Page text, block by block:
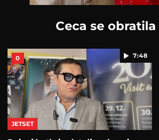
Ceca se
7:48
0
JETSET